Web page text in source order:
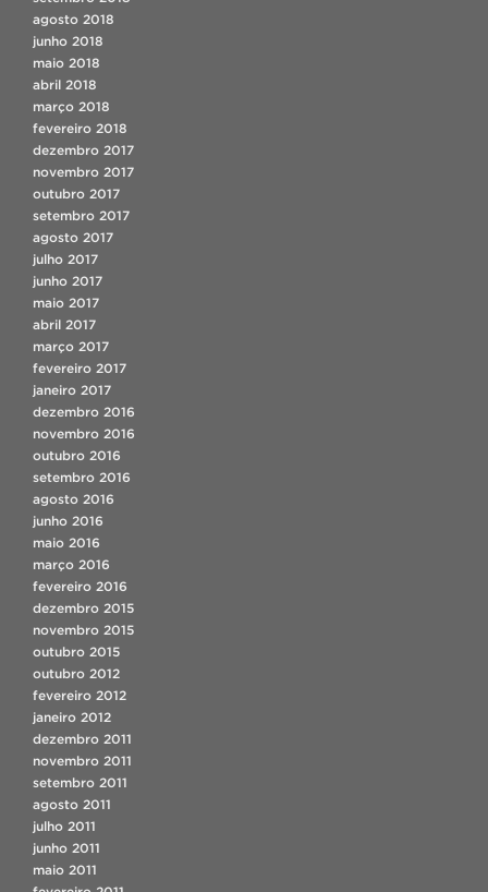
agosto 2018
junho 2018
maio 2018
abril 2018
março 2018
fevereiro 2018
dezembro 2017
novembro 2017
outubro 2017
setembro 2017
agosto 2017
julho 2017
junho 2017
maio 2017
abril 2017
março 2017
fevereiro 2017
janeiro 2017
dezembro 2016
novembro 2016
outubro 2016
setembro 2016
agosto 2016
junho 2016
maio 2016
março 2016
fevereiro 2016
dezembro 2015
novembro 2015
outubro 2015
outubro 2012
fevereiro 2012
janeiro 2012
dezembro 2011
novembro 2011
setembro 2011
agosto 2011
julho 2011
junho 2011
maio 2011